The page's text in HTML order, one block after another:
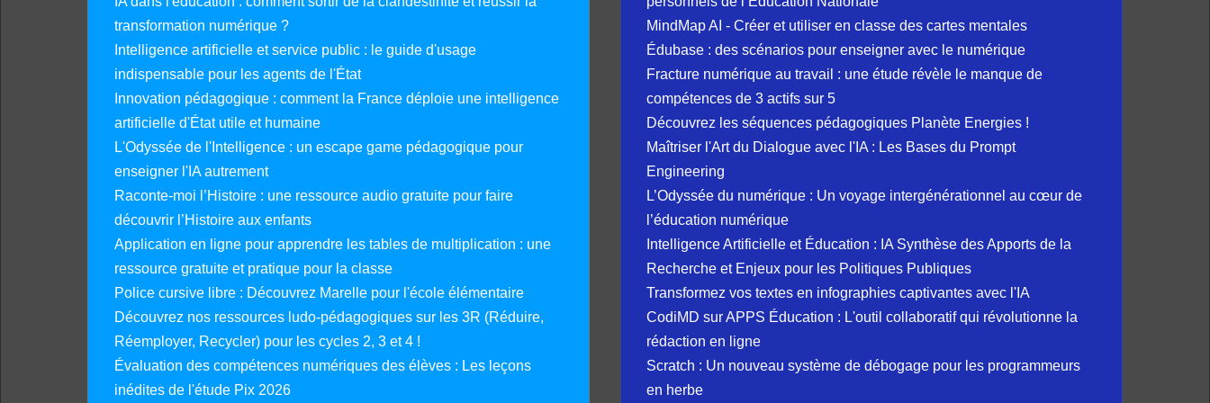
transformation numérique ?
Intelligence artificielle et service public : le guide d'usage
indispensable pour les agents de l'État
Innovation pédagogique : comment la France déploie une intelligence
artificielle d'État utile et humaine
L'Odyssée de l'Intelligence : un escape game pédagogique pour
enseigner l'IA autrement
Raconte-moi l’Histoire : une ressource audio gratuite pour faire
découvrir l’Histoire aux enfants
Application en ligne pour apprendre les tables de multiplication : une
ressource gratuite et pratique pour la classe
Police cursive libre : Découvrez Marelle pour l'école élémentaire
Découvrez nos ressources ludo-pédagogiques sur les 3R (Réduire,
Réemployer, Recycler) pour les cycles 2, 3 et 4 !
Évaluation des compétences numériques des élèves : Les leçons
inédites de l'étude Pix 2026
MindMap AI - Créer et utiliser en classe des cartes mentales
Édubase : des scénarios pour enseigner avec le numérique
Fracture numérique au travail : une étude révèle le manque de
compétences de 3 actifs sur 5
Découvrez les séquences pédagogiques Planète Energies !
Maîtriser l'Art du Dialogue avec l'IA : Les Bases du Prompt
Engineering
L’Odyssée du numérique : Un voyage intergénérationnel au cœur de
l’éducation numérique
Intelligence Artificielle et Éducation : IA Synthèse des Apports de la
Recherche et Enjeux pour les Politiques Publiques
Transformez vos textes en infographies captivantes avec l'IA
CodiMD sur APPS Éducation : L'outil collaboratif qui révolutionne la
rédaction en ligne
Scratch : Un nouveau système de débogage pour les programmeurs
en herbe